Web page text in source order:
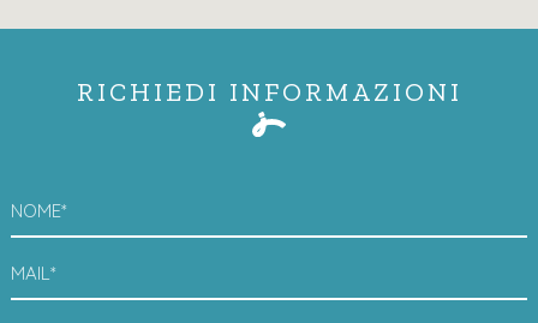
RICHIEDI INFORMAZIONI
NOME*
MAIL*